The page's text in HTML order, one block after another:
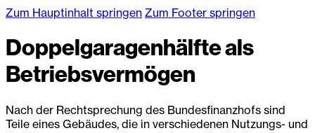
Zum Hauptinhalt springen Zum Footer springen
Doppelgaragenhälfte als
Betriebsvermögen
Nach der Rechtsprechung des Bundesfinanzhofs sind
Teile eines Gebäudes, die in verschiedenen Nutzungs- und